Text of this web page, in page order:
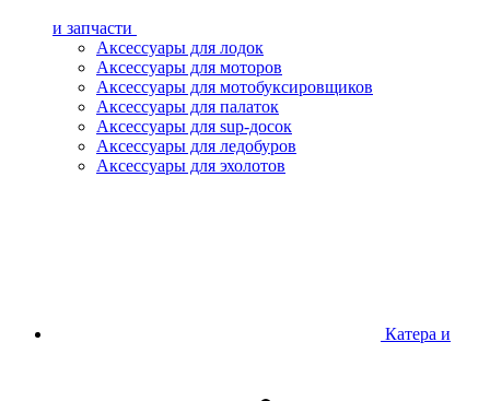
и запчасти
Аксессуары для лодок
Аксессуары для моторов
Аксессуары для мотобуксировщиков
Аксессуары для палаток
Аксессуары для sup-досок
Аксессуары для ледобуров
Аксессуары для эхолотов
Катера и